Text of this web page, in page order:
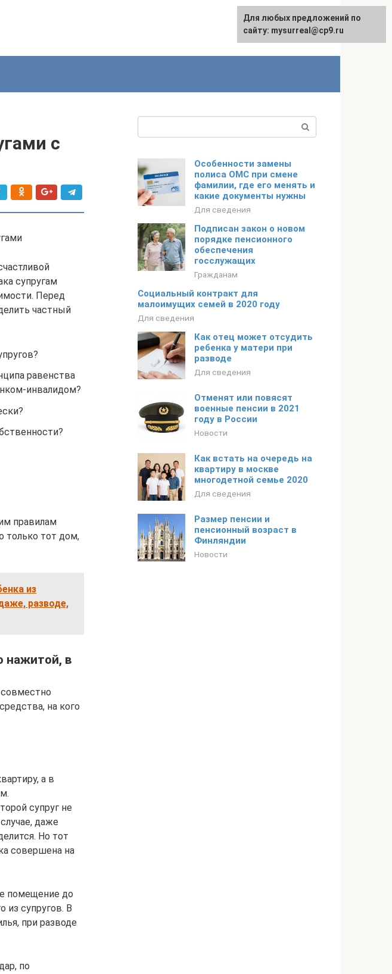
с
супругам
Перед
частный
равенства
инвалидом?
правилам
только тот дом,
из
разводе,
нажитой, в
на кого
а в
супруг не
даже
Но тот
совершена на
помещение до
из супругов. В
при разводе
по
Особенности замены
полиса ОМС при смене
фамилии, где его менять и
какие документы нужны
Для сведения
Подписан закон о новом
порядке пенсионного
обеспечения
госслужащих
Гражданам
​​Социальный контракт для
малоимущих семей в 2020 году
Для сведения
Как отец может отсудить
ребенка у матери при
разводе
Для сведения
Отменят или повясят
военные пенсии в 2021
году в России
Новости
Как встать на очередь на
квартиру в москве
многодетной семье 2020
Для сведения
Размер пенсии и
пенсионный возраст в
Финляндии
Новости
Для любых предложений по
сайту: mysurreal@cp9.ru